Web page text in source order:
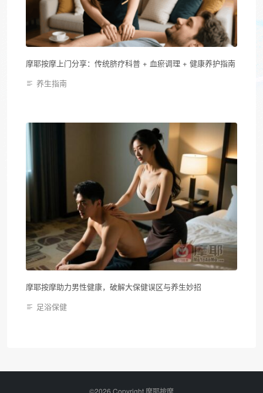
摩耶按摩上门分享：传统脐疗科普 + 血瘀调理 + 健康养护指南
养生指南
摩耶按摩助力男性健康，破解大保健误区与养生妙招
足浴保健
©2026 Copyright 摩耶按摩